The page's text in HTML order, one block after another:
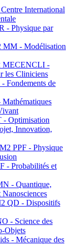
International
- Physique par
- Modélisation
MECENCLI -
les Cliniciens
Fondements de
Optimisation
Innovation,
PPF - Physique
- Probabilités et
- Quantique,
QD - Dispositifs
- Science des
Objets
- Mécanique des